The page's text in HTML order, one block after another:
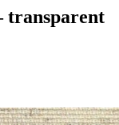
transparent